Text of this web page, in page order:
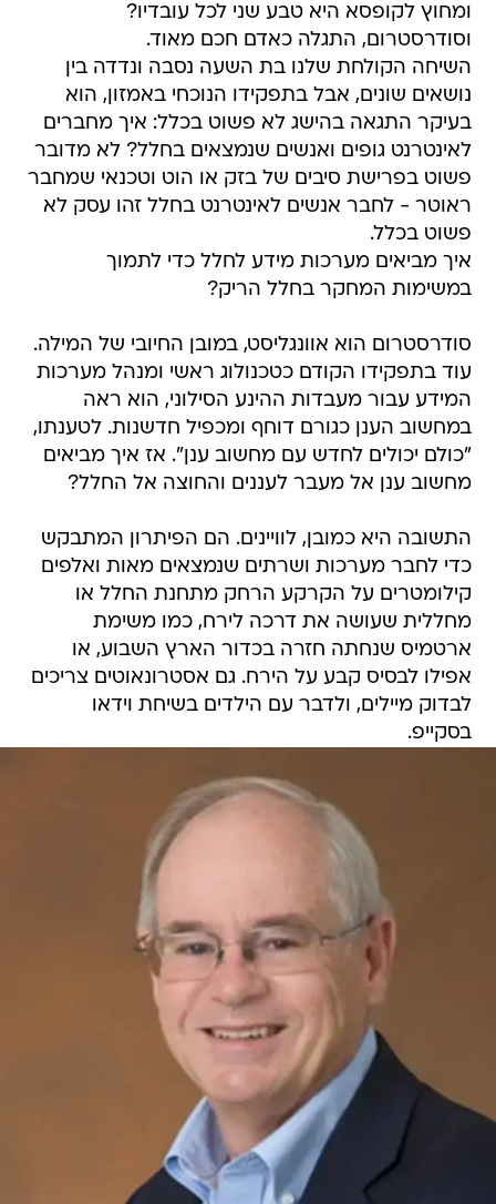
ומחוץ לקופסא היא טבע שני לכל עובדיו?
וסודרסטרום, התגלה כאדם חכם מאוד.
השיחה הקולחת שלנו בת השעה נסבה ונדדה בין
נושאים שונים, אבל בתפקידו הנוכחי באמזון, הוא
בעיקר התגאה בהישג לא פשוט בכלל: איך מחברים
לאינטרנט גופים ואנשים שנמצאים בחלל? לא מדובר
פשוט בפרישת סיבים של בזק או הוט וטכנאי שמחבר
ראוטר - לחבר אנשים לאינטרנט בחלל זהו עסק לא
פשוט בכלל.
איך מביאים מערכות מידע לחלל כדי לתמוך
במשימות המחקר בחלל הריק?
סודרסטרום הוא אוונגליסט, במובן החיובי של המילה.
עוד בתפקידו הקודם כטכנולוג ראשי ומנהל מערכות
המידע עבור מעבדות ההינע הסילוני, הוא ראה
במחשוב הענן כגורם דוחף ומכפיל חדשנות. לטענתו,
"כולם יכולים לחדש עם מחשוב ענן". אז איך מביאים
מחשוב ענן אל מעבר לעננים והחוצה אל החלל?
התשובה היא כמובן, לוויינים. הם הפיתרון המתבקש
כדי לחבר מערכות ושרתים שנמצאים מאות ואלפים
קילומטרים על הקרקע הרחק מתחנת החלל או
מחללית שעושה את דרכה לירח, כמו משימת
ארטמיס שנחתה חזרה בכדור הארץ השבוע, או
אפילו לבסיס קבע על הירח. גם אסטרונאוטים צריכים
לבדוק מיילים, ולדבר עם הילדים בשיחת וידאו
בסקייפ.